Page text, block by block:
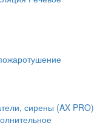
сирены (AX PRO)